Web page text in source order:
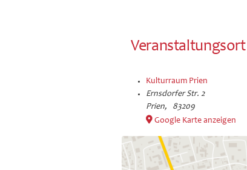
Veranstaltungsort
Kulturraum Prien
Ernsdorfer Str. 2
Prien,
83209
Google Karte anzeigen